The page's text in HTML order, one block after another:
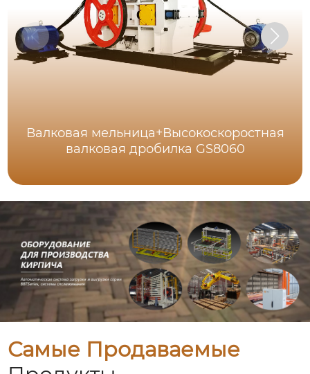
Валковая мельница+Высокоскоростная
валковая дробилка GS8060
Самые Продаваемые